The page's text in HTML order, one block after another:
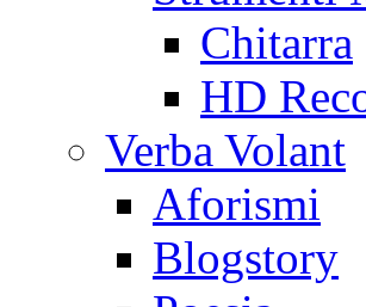
Chitarra
HD
Verba Volant
Aforismi
Blogstory